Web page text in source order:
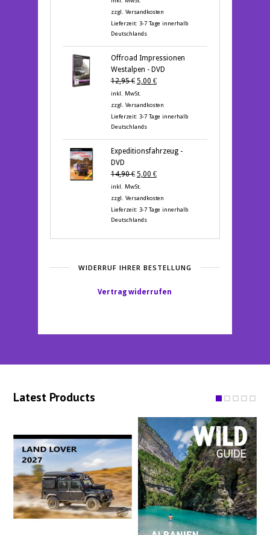
war:
12,95 €
ist:
5,00 €.
zzgl. Versandkosten
Lieferzeit: 3-7 Tage innerhalb
Deutschlands
Offroad Impressionen
Westalpen - DVD
12,95€ Ursprünglicher
Preis
war:
12,95 €
5,00 €Aktueller
ist:
5,00 €.
inkl. MwSt.
zzgl. Versandkosten
Lieferzeit: 3-7 Tage innerhalb
Deutschlands
Expeditionsfahrzeug -
DVD
14,90€ Ursprünglicher
Preis
war:
14,90 €
5,00 €Aktueller
ist:
5,00 €.
inkl. MwSt.
zzgl. Versandkosten
Lieferzeit: 3-7 Tage innerhalb
Deutschlands
WIDERRUF IHRER BESTELLUNG
Vertrag widerrufen
Latest Products